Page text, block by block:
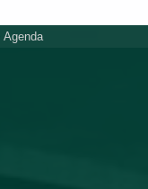
Agenda